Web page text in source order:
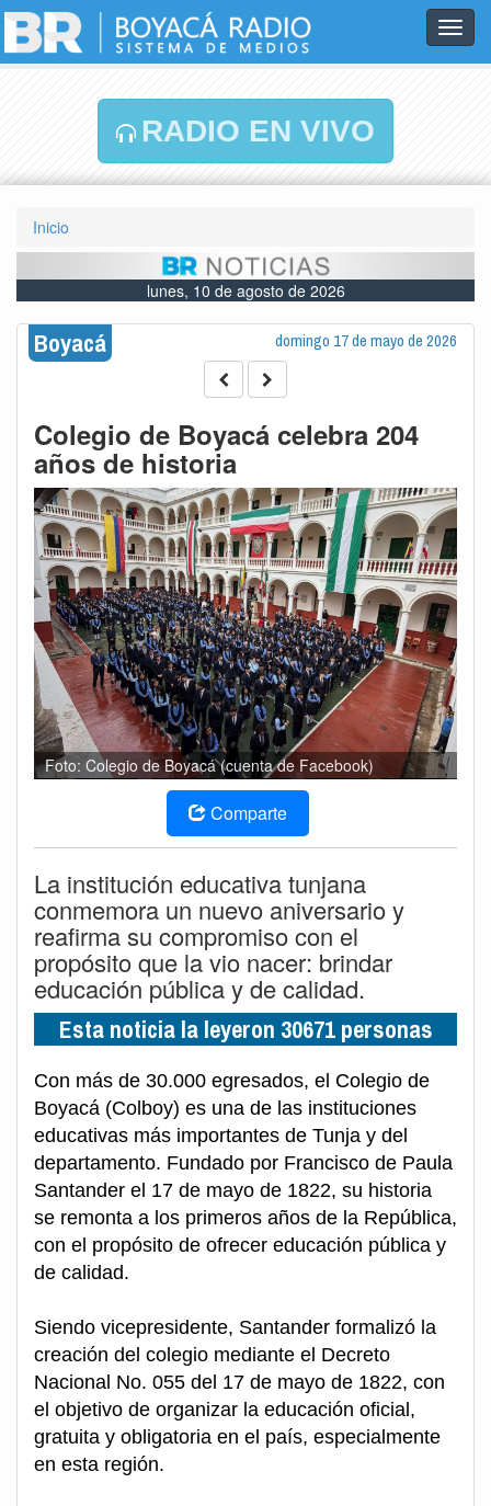
RADIO EN VIVO
Inicio
lunes, 10 de agosto de 2026
Boyacá domingo 17 de mayo de 2026
Colegio de Boyacá celebra 204
años de historia
Foto: Colegio de Boyacá (cuenta de Facebook)
Comparte
La institución educativa tunjana
conmemora un nuevo aniversario y
reafirma su compromiso con el
propósito que la vio nacer: brindar
educación pública y de calidad.
Esta noticia la leyeron 30671 personas
Con más de 30.000 egresados, el Colegio de
Boyacá (Colboy) es una de las instituciones
educativas más importantes de Tunja y del
departamento. Fundado por Francisco de Paula
Santander el 17 de mayo de 1822, su historia
se remonta a los primeros años de la República,
con el propósito de ofrecer educación pública y
de calidad.
Siendo vicepresidente, Santander formalizó la
creación del colegio mediante el Decreto
Nacional No. 055 del 17 de mayo de 1822, con
el objetivo de organizar la educación oficial,
gratuita y obligatoria en el país, especialmente
en esta región.